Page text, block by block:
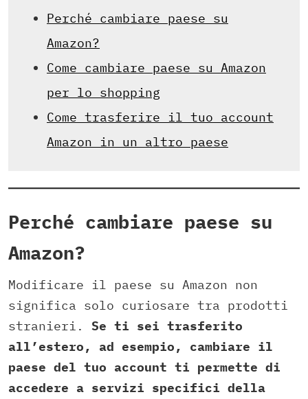
Perché cambiare paese su
Amazon?
Come cambiare paese su Amazon
per lo shopping
Come trasferire il tuo account
Amazon in un altro paese
Perché cambiare paese su
Amazon?
Modificare il paese su Amazon non
significa solo curiosare tra prodotti
stranieri. Se ti sei trasferito
all’estero, ad esempio, cambiare il
paese del tuo account ti permette di
accedere a servizi specifici della